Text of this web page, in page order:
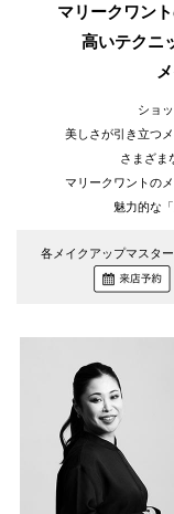
マリークワン
高いテクニ
ショ
美しさが引き立つ
さまざま
マリークワントの
魅力的な
各メイクアップマスタ